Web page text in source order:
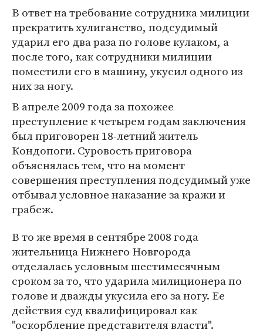
В ответ на требование сотрудника милиции
прекратить хулиганство, подсудимый
ударил его два раза по голове кулаком, а
после того, как сотрудники милиции
поместили его в машину, укусил одного из
них за ногу.
В апреле 2009 года за похожее
преступление к четырем годам заключения
был приговорен 18-летний житель
Кондопоги. Суровость приговора
объяснялась тем, что на момент
совершения преступления подсудимый уже
отбывал условное наказание за кражи и
грабеж.
В то же время в сентябре 2008 года
жительница Нижнего Новгорода
отделалась условным шестимесячным
сроком за то, что ударила милиционера по
голове и дважды укусила его за ногу. Ее
действия суд квалифицировал как
"оскорбление представителя власти".